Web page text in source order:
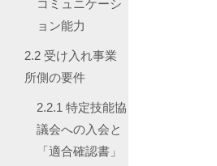
コミュニケーシ
ョン能力
2.2 受け入れ事業
所側の要件
2.2.1 特定技能協
議会への入会と
「適合確認書」